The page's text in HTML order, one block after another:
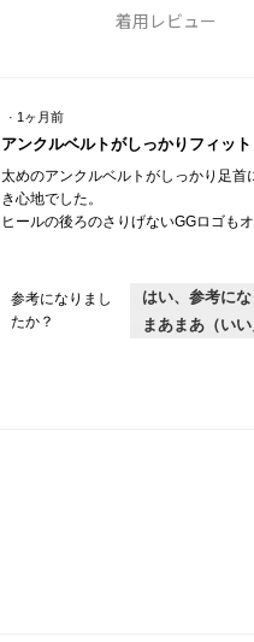
着用レビュー
5
／
5
個
· 1ヶ月前
アンクルベルトがしっかりフィット
太めのアンクルベルトがしっかり足首
き心地でした。
ヒールの後ろのさりげないGGロゴも
参考になりまし
たか？
はい、参考にな
まあまあ（いい